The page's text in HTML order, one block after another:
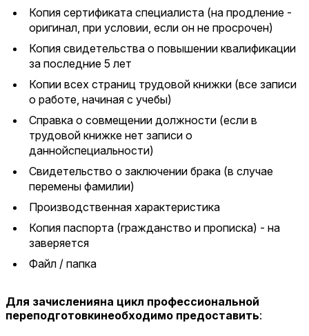
Копия сертификата специалиста (на продление -
оригинал, при условии, если он не просрочен)
Копия свидетельства о повышении квалификации
за последние 5 лет
Копии всех страниц трудовой книжки (все записи
о работе, начиная с учебы)
Справка о совмещении должности (если в
трудовой книжке нет записи о
даннойспециальности)
Свидетельство о заключении брака (в случае
перемены фамилии)
Производственная характеристика
Копия паспорта (гражданство и прописка) - на
заверяется
Файл / папка
Для зачисленияна цикл профессиональной
переподготовкинеобходимо предоставить: